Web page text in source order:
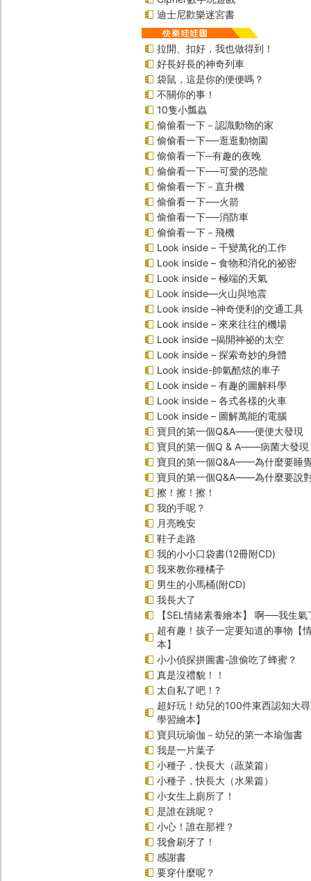
迪士尼歡樂迷宮書
拉開、扣好，我也做得到！
好長好長的神奇列車
袋鼠，這是你的便便嗎？
不關你的事！
10隻小瓢蟲
偷偷看一下－認識動物的家
偷偷看一下──逛逛動物園
偷偷看一下─有趣的夜晚
偷偷看一下──可愛的恐龍
偷偷看一下－直升機
偷偷看一下──火箭
偷偷看一下──消防車
偷偷看一下－飛機
Look inside – 千變萬化的工作
Look inside – 食物和消化的祕密
Look inside – 極端的天氣
Look inside—火山與地震
Look inside –神奇便利的交通工具
Look inside – 來來往往的機場
Look inside –揭開神祕的太空
Look inside – 探索奇妙的身體
Look inside-帥氣酷炫的車子
Look inside – 有趣的圖解科學
Look inside – 各式各樣的火車
Look inside – 圖解萬能的電腦
寶貝的第一個Q&A――便便大發現
寶貝的第一個Q & A――病菌大發現
寶貝的第一個Q&A——為什麼要睡
寶貝的第一個Q&A――為什麼要說
擦！擦！擦！
我的手呢？
月亮晚安
鞋子走路
我的小小口袋書(12冊附CD)
我來教你種橘子
男生的小馬桶(附CD)
我長大了
【SEL情緒素養繪本】 啊──我生
超有趣！孩子一定要知道的事物【
本】
小小偵探拼圖書-誰偷吃了蜂蜜？
真是沒禮貌！！
太自私了吧！?
超好玩！幼兒的100件東西認知大
學習繪本】
寶貝玩瑜伽－幼兒的第一本瑜伽書
我是一片葉子
小種子，快長大（蔬菜篇）
小種子，快長大（水果篇）
小女生上廁所了！
是誰在跳呢？
小心！誰在那裡？
我會刷牙了！
感謝書
要穿什麼呢？